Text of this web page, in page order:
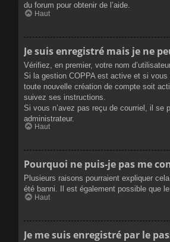
du forum pour obtenir de l’aide.
Haut
Je suis enregistré mais je ne
Vérifiez, en premier, votre nom
Si la gestion COPPA est active et si
toute nouvelle création de compte soit
suivez ses instructions.
Si vous n’avez pas reçu de courriel, il se
administrateur.
Haut
Pourquoi ne puis-je pas me
Plusieurs raisons pourraient expliquer
été banni. Il est également possible que
Haut
Je me suis enregistré par le